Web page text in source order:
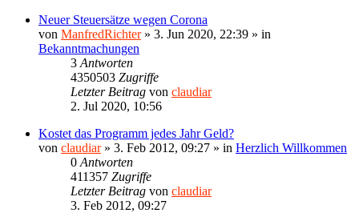
Neuer Steuersätze wegen Corona
von ManfredRichter» 3. Jun 2020, 22:39 » in
Bekanntmachungen
3 Antworten
4350503 Zugriffe
Letzter Beitrag von claudiar
2. Jul 2020, 10:56
Kostet das Programm jedes Jahr Geld?
von claudiar» 3. Feb 2012, 09:27 » in Herzlich Willkommen
0 Antworten
411357 Zugriffe
Letzter Beitrag von claudiar
3. Feb 2012, 09:27